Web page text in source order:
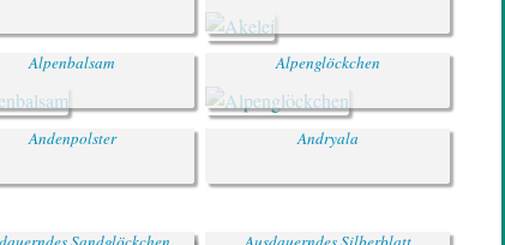
Alpenbalsam Alpenglöckchen
Andenpolster Andryala